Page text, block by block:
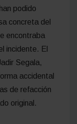
podido
concreta del
encontraba
incidente. El
Segala,
accidental
de refacción
original.